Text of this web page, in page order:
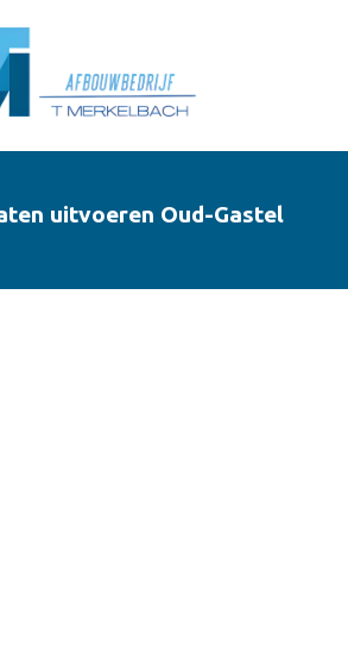
uitvoeren Oud-Gastel